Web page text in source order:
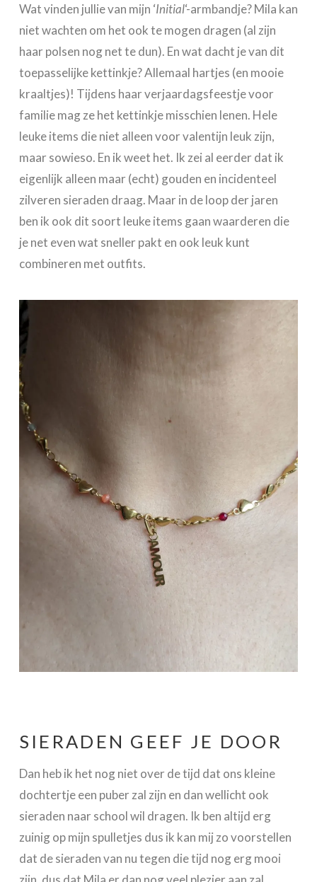
Wat vinden jullie van mijn ‘Initial‘-armbandje? Mila kan
niet wachten om het ook te mogen dragen (al zijn
haar polsen nog net te dun). En wat dacht je van dit
toepasselijke kettinkje? Allemaal hartjes (en mooie
kraaltjes)! Tijdens haar verjaardagsfeestje voor
familie mag ze het kettinkje misschien lenen. Hele
leuke items die niet alleen voor valentijn leuk zijn,
maar sowieso. En ik weet het. Ik zei al eerder dat ik
eigenlijk alleen maar (echt) gouden en incidenteel
zilveren sieraden draag. Maar in de loop der jaren
ben ik ook dit soort leuke items gaan waarderen die
je net even wat sneller pakt en ook leuk kunt
combineren met outfits.
SIERADEN GEEF JE DOOR
Dan heb ik het nog niet over de tijd dat ons kleine
dochtertje een puber zal zijn en dan wellicht ook
sieraden naar school wil dragen. Ik ben altijd erg
zuinig op mijn spulletjes dus ik kan mij zo voorstellen
dat de sieraden van nu tegen die tijd nog erg mooi